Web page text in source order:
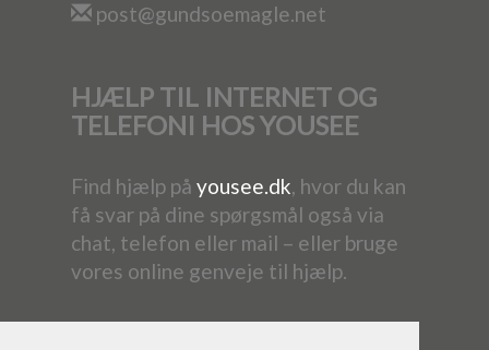
post@gundsoemagle.net
HJÆLP TIL INTERNET OG
TELEFONI HOS YOUSEE
Find hjælp på yousee.dk, hvor du kan
få svar på dine spørgsmål også via
chat, telefon eller mail – eller bruge
vores online genveje til hjælp.